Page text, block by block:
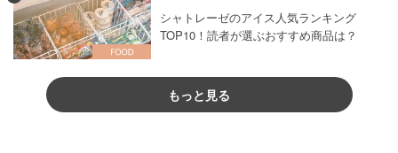
シャトレーゼのアイス人気ランキング
TOP10！読者が選ぶおすすめ商品は？
もっと見る